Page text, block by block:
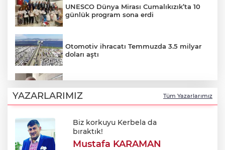
UNESCO Dünya Mirası Cumalıkızık’ta 10
günlük program sona erdi
Otomotiv ihracatı Temmuzda 3.5 milyar
doları aştı
aklımın ucundan bile geçmez"
Oktay Yılmaz: "Spor yapmayan çocuk
kalmayacak"
YAZARLARIMIZ Tüm Yazarlarımız
Biz korkuyu Kerbela da
bıraktık!
Mustafa KARAMAN